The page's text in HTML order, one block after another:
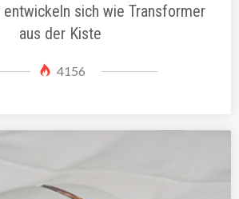
entwickeln sich wie Transformer
aus der Kiste
4156